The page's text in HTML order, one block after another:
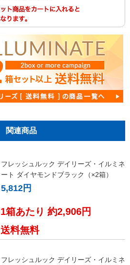
関連商品
フレッシュルック デイリーズ・イルミネ
ート ダイヤモンドブラック（×2箱）
5,812円
1箱あたり 約2,906円
送料無料
フレッシュルック デイリーズ・イルミネ